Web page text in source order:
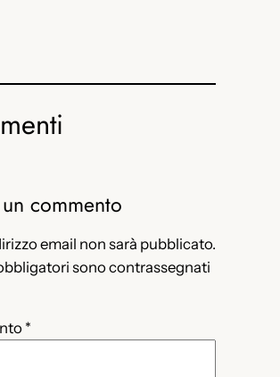
commento
email non sarà pubblicato.
sono contrassegnati
*